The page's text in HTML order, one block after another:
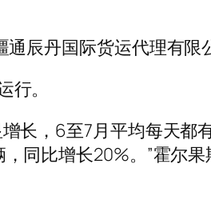
辰丹国际货运代理有限
。
长，6至7月平均每天都
同比增长20%。”霍尔